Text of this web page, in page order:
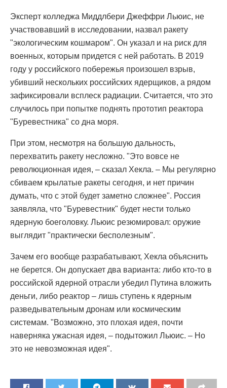
Эксперт колледжа Миддлбери Джеффри Льюис, не
участвовавший в исследовании, назвал ракету
"экологическим кошмаром". Он указал и на риск для
военных, которым придется с ней работать. В 2019
году у российского побережья произошел взрыв,
убивший нескольких российских ядерщиков, а рядом
зафиксировали всплеск радиации. Считается, что это
случилось при попытке поднять прототип реактора
"Буревестника" со дна моря.
При этом, несмотря на большую дальность,
перехватить ракету несложно. "Это вовсе не
революционная идея, – сказал Хекла. – Мы регулярно
сбиваем крылатые ракеты сегодня, и нет причин
думать, что с этой будет заметно сложнее". Россия
заявляла, что "Буревестник" будет нести только
ядерную боеголовку. Льюис резюмировал: оружие
выглядит "практически бесполезным".
Зачем его вообще разрабатывают, Хекла объяснить
не берется. Он допускает два варианта: либо кто-то в
российской ядерной отрасли убедил Путина вложить
деньги, либо реактор – лишь ступень к ядерным
разведывательным дронам или космическим
системам. "Возможно, это плохая идея, почти
наверняка ужасная идея, – подытожил Льюис. – Но
это не невозможная идея".